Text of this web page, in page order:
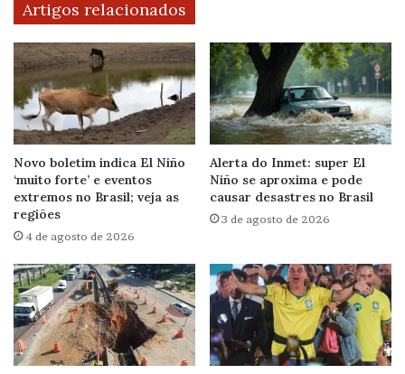
Artigos relacionados
Novo boletim indica El Niño
‘muito forte’ e eventos
extremos no Brasil; veja as
regiões
4 de agosto de 2026
Alerta do Inmet: super El
Niño se aproxima e pode
causar desastres no Brasil
3 de agosto de 2026